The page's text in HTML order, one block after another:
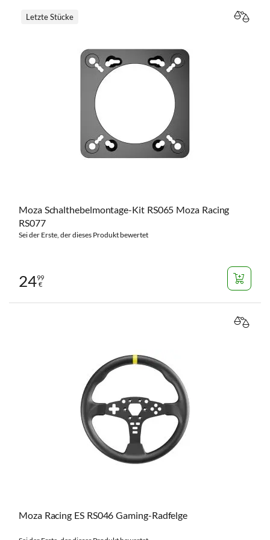
Moza Schalthebelmontage-Kit RS065 Moza Racing
RS077
Sei der Erste, der dieses Produkt bewertet
Letzte Stücke
2499
€
Moza Racing ES RS046 Gaming-Radfelge